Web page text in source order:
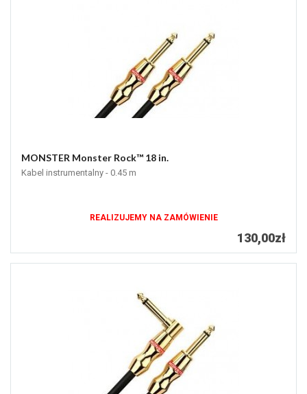
MONSTER Monster Rock™ 18 in.
Kabel instrumentalny - 0.45 m
REALIZUJEMY NA ZAMÓWIENIE
130,00zł